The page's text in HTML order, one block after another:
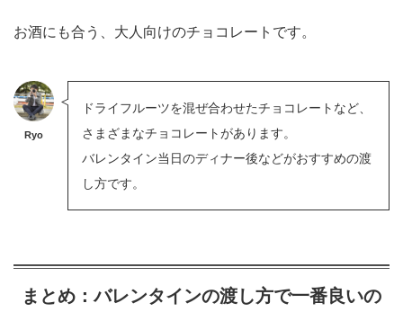
お酒にも合う、大人向けのチョコレートです。
Ryo
ドライフルーツを混ぜ合わせたチョコレートなど、
さまざまなチョコレートがあります。
バレンタイン当日のディナー後などがおすすめの渡
し方です。
まとめ：バレンタインの渡し方で一番良いの